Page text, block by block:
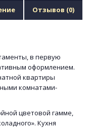
Отзывов (0)
в первую
оформлением.
квартиры
комнатами-
цветовой гамме,
Кухня